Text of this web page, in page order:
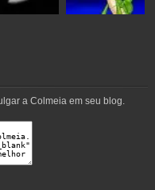
a Colmeia em seu blog.